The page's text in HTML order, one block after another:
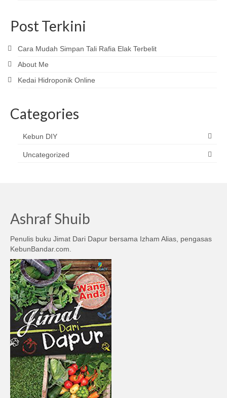
Post Terkini
Cara Mudah Simpan Tali Rafia Elak Terbelit
About Me
Kedai Hidroponik Online
Categories
Kebun DIY
Uncategorized
Ashraf Shuib
Penulis buku Jimat Dari Dapur bersama Izham Alias, pengasas
KebunBandar.com.